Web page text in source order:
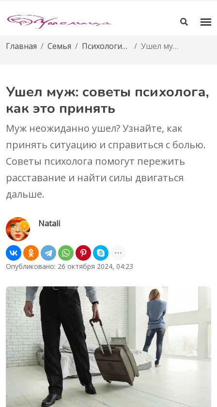
Главная Семья Психология отношений Ушел муж: советы психолога, как это принять
Ушел муж: советы психолога,
как это принять
Муж неожиданно ушел? Узнайте, как
принять ситуацию и справиться с болью.
Советы психолога помогут пережить
расставание и найти силы двигаться
дальше.
Natali
Опубликовано: 26 октября 2024, 04:23